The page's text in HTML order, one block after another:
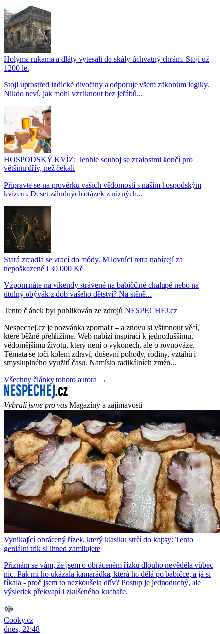
Holýma rukama a dláty vytesali do skály úchvatný chrám. Stojí už
1200 let
Stojí uprostřed indické divočiny a odporuje všem zákonům logiky.
Nikdo neví, jak mohl vzniknout bez jeřábů...
HOSPODSKÝ KVÍZ: Tenhle souboj se znalostmi končí pro
většinu dřív, než čekali
Připravte se na prověrku vašich vědomostí s naším hospodským
kvízem. Deset záludných otázek z různých...
Stará zrcadla se vrací do módy. Milovníci retra nabízejí za
nepoškozené i 30 000 Kč
Vzpomínáte na víkendy strávené na babiččině chalupě nebo na
útulný obývák z dob vašeho dětství? Na stěně...
Tento článek byl publikován ze zdrojů NESPECHEJ.cz
Nespechej.cz je pozvánka zpomalit – a znovu si všimnout věcí,
které běžně přehlížíme. Web nabízí inspiraci k jednoduššímu,
vědomějšímu životu, který není o výkonech, ale o rovnováze.
Témata se točí kolem zdraví, duševní pohody, rodiny, vztahů i
smysluplného využití času. Namísto radikálních změn...
Všechny články tohoto autora →
Vybrali jsme pro vás Magazíny a zajímavosti
Vynikající obrácený řízek, který klasiku strčí do kapsy: Tento
geniální trik si ihned zamilujete
Přiznám se vám, že jsem o obráceném řízku dlouho nevěděla vůbec
nic. Pak mi ho ukázala kamarádka, která ho dělá po babičce, a já si
říkala - proč jsem to nezkoušela dřív? Postup je jednoduchý, ale
výsledek překvapí i zkušeného kuchaře.
Cooky.cz
dnes, 22:48